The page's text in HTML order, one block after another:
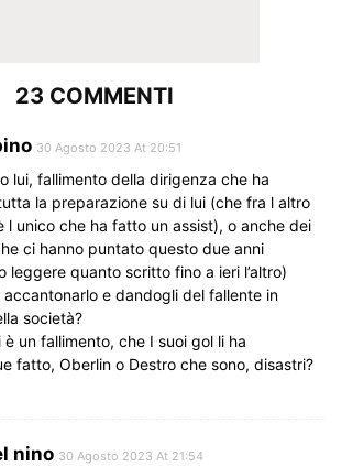
23 COMMENTI
30 Agosto 2023 At 20:51
lui, fallimento della dirigenza che ha
la preparazione su di lui (che fra l altro
l unico che ha fatto un assist), o anche dei
ci hanno puntato questo due anni
leggere quanto scritto fino a ieri l’altro)
accantonarlo e dandogli del fallente in
società?
è un fallimento, che I suoi gol li ha
fatto, Oberlin o Destro che sono, disastri?
nino 30 Agosto 2023 At 21:54